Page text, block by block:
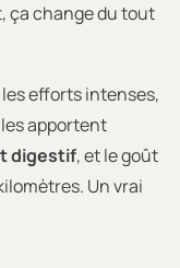
ça change du tout
efforts intenses,
apportent
digestif, et le goût
Un vrai